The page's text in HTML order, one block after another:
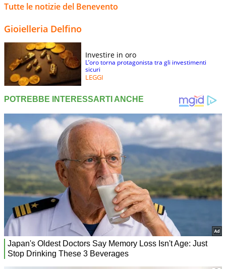
Tutte le notizie del Benevento
Gioielleria Delfino
Investire in oro
L’oro torna protagonista tra gli investimenti
sicuri
LEGGI